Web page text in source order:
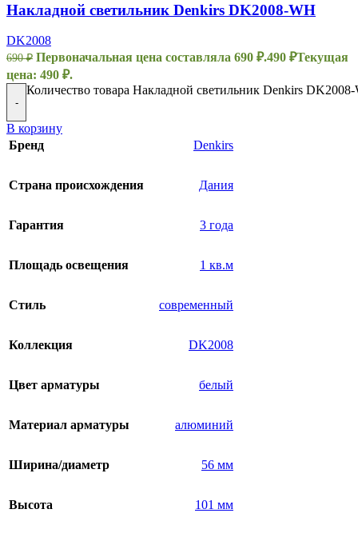
Накладной светильник Denkirs DK2008-WH
DK2008
690₽ Первоначальная цена составляла 690 ₽.490 ₽Текущая
цена: 490 ₽.
-
Количество товара Накладной светильник Denkirs
В корзину
Бренд
Denkirs
Страна происхождения Дания
Гарантия 3 года
Площадь освещения 1 кв.м
Стиль современный
Коллекция DK2008
Цвет арматуры белый
Материал арматуры алюминий
Ширина/диаметр 56 мм
Высота 101 мм